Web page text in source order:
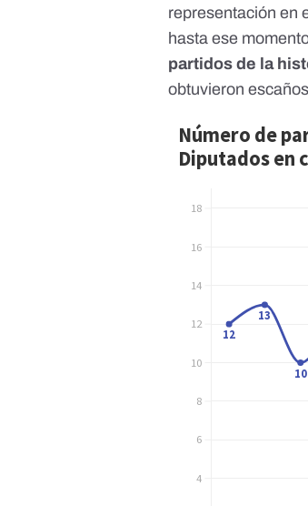
representación en
hasta ese
partidos de la
obtuvieron